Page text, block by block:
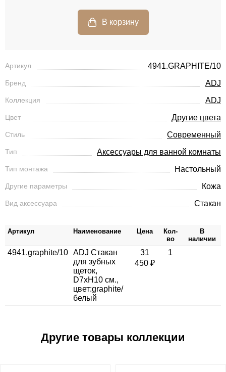
Артикул 4941.GRAPHITE/10
Бренд ADJ
Коллекция ADJ
Цвет Другие цвета
Стиль Современный
Тип Аксессуары для ванной комнаты
Тип монтажа Настольный
Другие параметры Кожа
Вид аксессуара Стакан
Артикул Наименование Цена
Кол-
во
В
наличии
4941.graphite/10 ADJ Стакан
для зубных
щеток,
D7xH10 см.,
цвет:graphite/
белый
31
450 ₽
1